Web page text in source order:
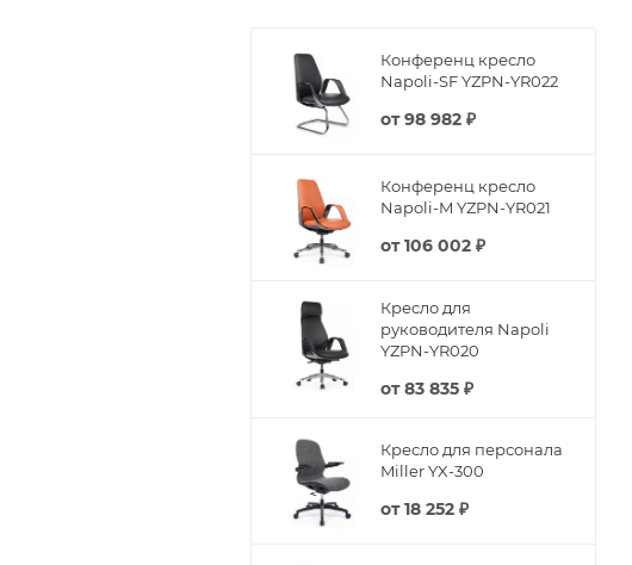
Конференц кресло
Napoli-SF YZPN-YR022
от98 982 ₽
Конференц кресло
Napoli-M YZPN-YR021
от106 002 ₽
Кресло для
руководителя Napoli
YZPN-YR020
от83 835 ₽
Кресло для персонала
Miller YX-300
от18 252 ₽